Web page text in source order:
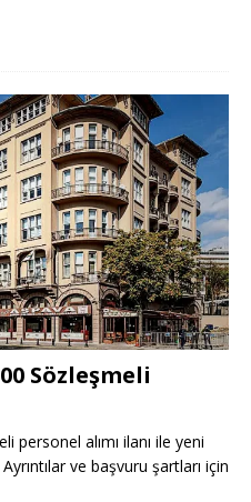
Sözleşmeli
personel alımı ilanı ile yeni
ve başvuru şartları için